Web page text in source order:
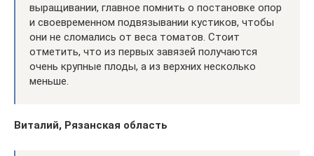
выращивании, главное помнить о постановке опор
и своевременном подвязывании кустиков, чтобы
они не сломались от веса томатов. Стоит
отметить, что из первых завязей получаются
очень крупные плоды, а из верхних несколько
меньше.
Виталий, Рязанская область